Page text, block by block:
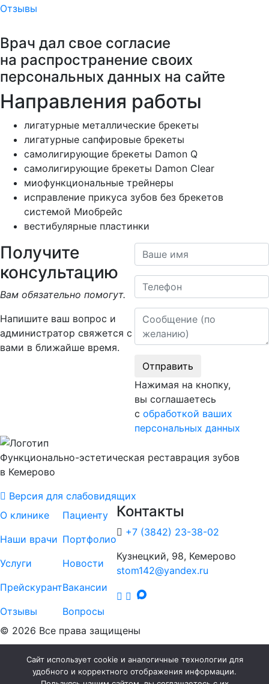
Отзывы
Врач дал свое согласие
на распространение своих
персональных данных на сайте
Направления работы
лигатурные металлические брекеты
лигатурные сапфировые брекеты
самолигирующие брекеты Damon Q
самолигирующие брекеты Damon Clear
миофункциональные трейнеры
исправление прикуса зубов без брекетов
системой Миобрейс
вестибулярные пластинки
Получите
консультацию
Вам обязательно помогут.
Напишите ваш вопрос и
администратор свяжется с
вами в ближайше время.
Ваше имя
Телефон
Сообщение
Отправить
Нажимая на кнопку,
вы соглашаетесь
с обработкой ваших
персональных данных
Функционально-эстетическая реставрация зубов
в Кемерово
Версия для слабовидящих
О клинике
Наши врачи
Услуги
Прейскурант
Отзывы
Пациенту
Портфолио
Новости
Вакансии
Вопросы
Контакты
+7 (3842) 23-38-02
Кузнецкий, 98, Кемерово
stom142@yandex.ru
© 2026 Все права защищены
Копирование, тиражирование, а также иное использование материалов,
размещенных на сайте возможно только с письменного разрешения
Сайт использует cookie и аналогичные технологии для
удобного и корректного отображения информации.